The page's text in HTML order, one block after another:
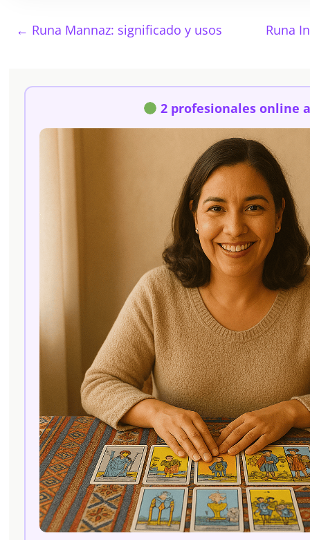
← Runa Mannaz: significado y usos Runa
2 profesionales online